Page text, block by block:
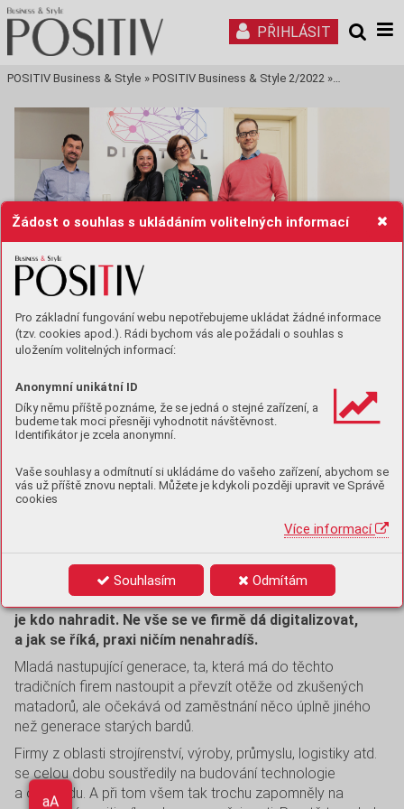
Žádost o souhlas s ukládáním volitelných informací
Pro základní fungování webu nepotřebujeme ukládat žádné informace
(tzv. cookies apod.). Rádi bychom vás ale požádali o souhlas s
uložením volitelných informací:
Anonymní unikátní ID
Díky němu příště poznáme, že se jedná o stejné zařízení, a
budeme tak moci přesněji vyhodnotit návštěvnost.
Identifikátor je zcela anonymní.
Vaše souhlasy a odmítnutí si ukládáme do vašeho zařízení, abychom se
vás už příště znovu neptali. Můžete je kdykoli později upravit ve Správě
cookies
Více informací
Souhlasím Odmítám
PŘIHLÁSIT
POSITIV Business & Style » POSITIV Business & Style 2/2022 » Tisková
Komunikace na sociálních
sítích jako pomocník
generační výměny ve
firmách
Generační výměna ve firmách je dnes jedno
z nejskloňovanějších témat. Tradiční firmy vyrostly za
pomoci loajálních a zkušených zaměstnanců a nyní
před nimi stojí výzva. Tito profesionálové a srdcaři se
z firem brzy vytratí kvůli odchodu do důchodu a nemá
je kdo nahradit. Ne vše se ve firmě dá digitalizovat,
a jak se říká, praxi ničím nenahradíš.
Mladá nastupující generace, ta, která má do těchto
tradičních firem nastoupit a převzít otěže od zkušených
matadorů, ale očekává od zaměstnání něco úplně jiného
než generace starých bardů.
Firmy z oblasti strojírenství, výroby, průmyslu, logistiky atd.
se celou dobu soustředily na budování technologie
a obchodu. A při tom všem tak trochu zapomněly na